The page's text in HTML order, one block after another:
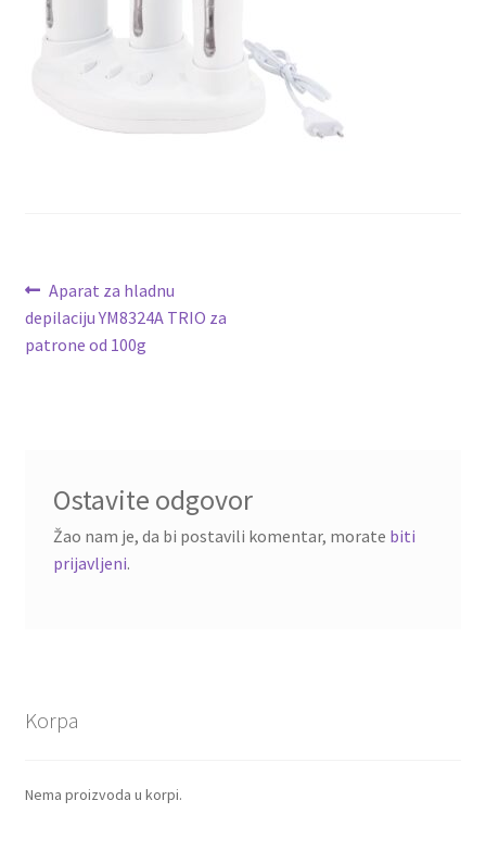
Kretanje
članka
Prethodni
članak:
Aparat za hladnu
depilaciju YM8324A TRIO za
patrone od 100g
Ostavite odgovor
Žao nam je, da bi postavili komentar, morate biti
prijavljeni.
Korpa
Nema proizvoda u korpi.